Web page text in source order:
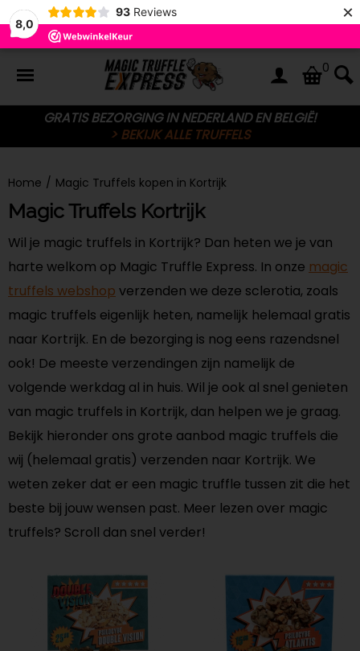
8,0
93 Reviews ×
0
GRATIS BEZORGING IN NEDERLAND EN BELGIË!
> BEKIJK ALLE TRUFFELS
Home / Magic Truffels kopen in Kortrijk
Magic Truffels Kortrijk
Wil je magic truffels in Kortrijk? Dan heten we je van
harte welkom op Magic Truffle Express. In onze magic
truffels webshop verzenden we deze sclerotia, zoals
magic truffels eigenlijk heten, namelijk helemaal gratis
naar Kortrijk. En de bezorging is nog eens razendsnel
ook! De meeste verzendingen zijn namelijk de
volgende werkdag al in huis. Wil je ook al snel genieten
van magic truffels in Kortrijk, dan helpen we je graag.
Bekijk hieronder ons grote aanbod magic truffels die
wij (helemaal gratis) verzenden naar Kortrijk. We
weten zeker dat er een magic truffle tussen zit die het
beste bij jouw wensen past. Meer lezen over magic
truffels? Scroll dan snel verder!